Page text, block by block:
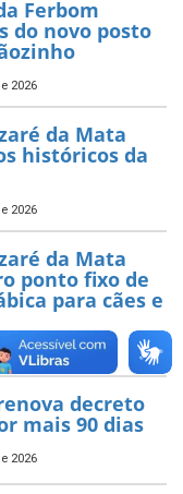
Ferbom
do novo posto
2026
da Mata
históricos da
2026
da Mata
ponto fixo de
para cães e
2026
decreto
mais 90 dias
2026